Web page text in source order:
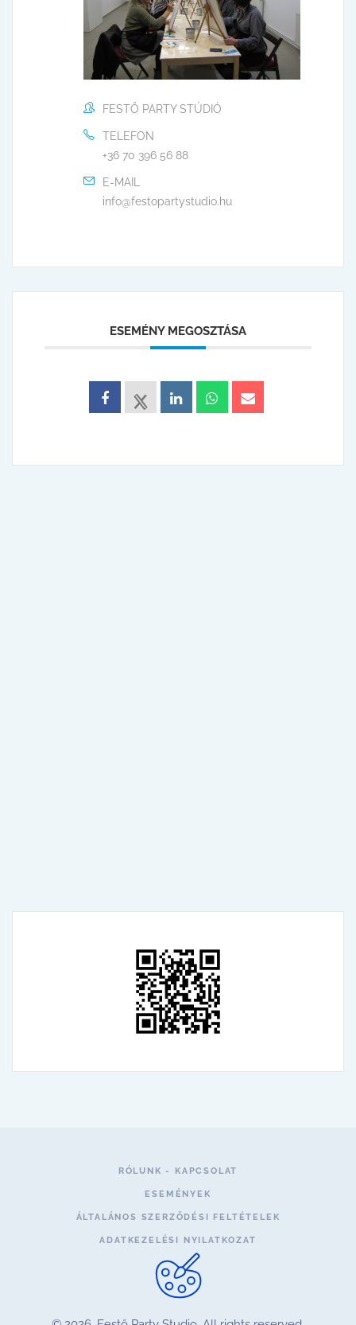
FESTŐ PARTY STÚDIÓ
TELEFON
+36 70 396 56 88
E-MAIL
info@festopartystudio.hu
ESEMÉNY MEGOSZTÁSA
RÓLUNK - KAPCSOLAT
ESEMÉNYEK
ÁLTALÁNOS SZERZŐDÉSI FELTÉTELEK
ADATKEZELÉSI NYILATKOZAT